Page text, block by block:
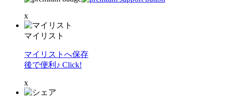
x
マイリスト
マイリストへ保存
後で便利♪ Click!
x